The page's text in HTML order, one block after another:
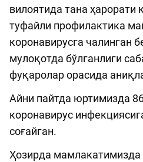
вилоятида тана ҳарорати
туфайли профилактика
коронавирусга чалинган
мулоқотда бўлганлиги
фуқаролар орасида
Айни пайтда юртимизда
коронавирус
соғайган.
Ҳозирда